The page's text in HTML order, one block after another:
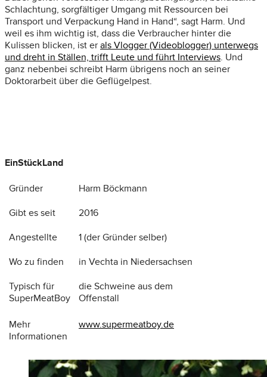
Schlachtung, sorgfältiger Umgang mit Ressourcen bei
Transport und Verpackung Hand in Hand“, sagt Harm. Und
weil es ihm wichtig ist, dass die Verbraucher hinter die
Kulissen blicken, ist er als Vlogger (Videoblogger) unterwegs
und dreht in Ställen, trifft Leute und führt Interviews. Und
ganz nebenbei schreibt Harm übrigens noch an seiner
Doktorarbeit über die Geflügelpest.
EinStückLand
Gründer Harm Böckmann
Gibt es seit 2016
Angestellte 1 (der Gründer selber)
Wo zu finden in Vechta in Niedersachsen
Typisch für
SuperMeatBoy
die Schweine aus dem
Offenstall
Mehr
Informationen
www.supermeatboy.de